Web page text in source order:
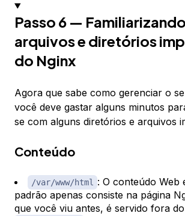
Passo 6 —
arquivos e diretórios
do Nginx
Agora que sabe como gerenciar o
você deve gastar alguns minutos
se com alguns diretórios e arquivos
Conteúdo
/var/www/html : O conteúdo Web
padrão apenas consiste na página
que você viu antes, é servido fora